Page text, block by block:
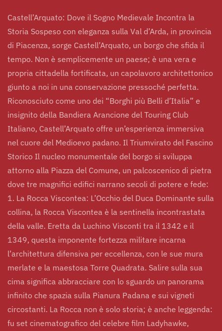
Castell’Arquato: Dove il Sogno Medievale Incontra la
Storia Sospeso con eleganza sulla Val d’Arda, in provincia
di Piacenza, sorge Castell’Arquato, un borgo che sfida il
tempo. Non è semplicemente un paese; è una vera e
propria cittadella fortificata, un capolavoro architettonico
giunto a noi in una conservazione pressoché perfetta.
Riconosciuto come uno dei “Borghi più Belli d’Italia” e
insignito della Bandiera Arancione del Touring Club
Italiano, Castell’Arquato offre un’esperienza immersiva
nel cuore del Medioevo padano. Il Triumvirato del Fascino
Storico Il nucleo monumentale del borgo si sviluppa
attorno alla Piazza del Comune, un palcoscenico di pietra
dove tre magnifici edifici narrano secoli di potere e fede:
1. La Rocca Viscontea: L’Occhio del Duca Dominante sulla
collina, la Rocca Viscontea è la sentinella incontrastata
della valle. Eretta da Luchino Visconti tra il 1342 e il
1349, questa imponente fortezza militare incarna
l’architettura difensiva per eccellenza, con le sue mura
merlate e la maestosa Torre Quadrata. Salire sulla sua
cima significa abbracciare con lo sguardo un panorama
infinito che spazia sulla Pianura Padana e sui vigneti
circostanti. La Rocca non è solo storia; è anche leggenda:
fu set cinematografico del celebre film Ladyhawke,